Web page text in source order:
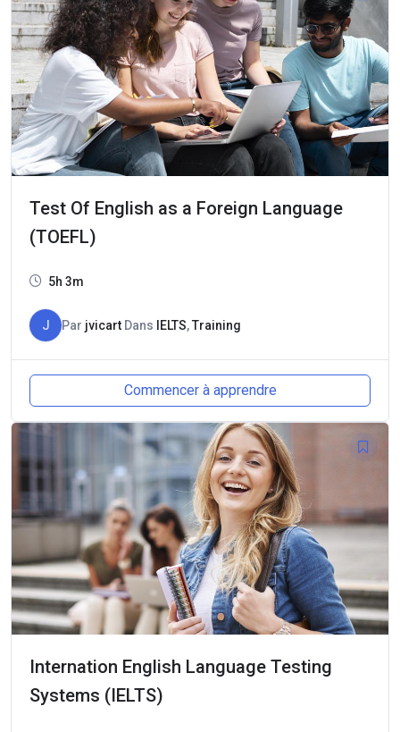
Test Of English as a Foreign Language
(TOEFL)
5h 3m
J Par jvicart Dans IELTS,Training
Commencer à apprendre
Internation English Language Testing
Systems (IELTS)